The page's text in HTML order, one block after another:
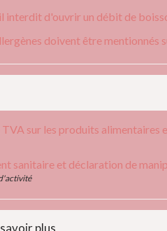
interdit d'ouvrir un débit de
doivent être mentionnés
TVA sur les produits alimentaires
sanitaire et déclaration de
plus